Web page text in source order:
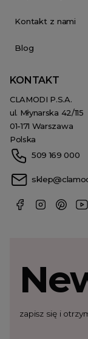
Kontakt z nami
Blog
KONTAKT
CLAMODI P.S.A.
ul. Młynarska 42/115
01-171 Warszawa
Polska
509 169 000
zapisz się i